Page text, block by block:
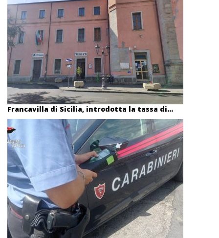
Francavilla di Sicilia, introdotta la tassa di...